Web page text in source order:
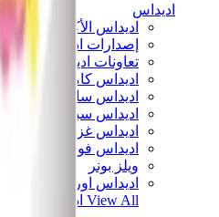
اديداس
اديداس الأكثر مبيعاً
إصدارات اديداس الجديدة
تعاونات اديداس
اديداس كامبوس
اديداس سامبا
اديداس سبيزيال
اديداس غزال
اديداس فوروم لو
ويلز بونر
اديداس اوريجينالز
View All اديداس